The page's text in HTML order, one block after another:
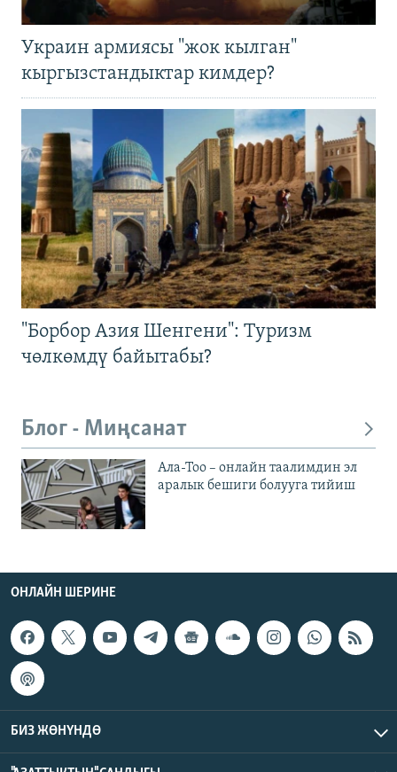
Украин армиясы "жок кылган"
кыргызстандыктар кимдер?
"Борбор Азия Шенгени": Туризм
чөлкөмдү байытабы?
Блог - Миңсанат
Ала-Тоо – онлайн таалимдин эл
аралык бешиги болууга тийиш
ОНЛАЙН ШЕРИНЕ
БИЗ ЖӨНҮНДӨ